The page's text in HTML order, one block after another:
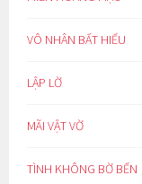
VÔ NHÂN BẤT HIẾU
LẬP LỜ
MÃI VẬT VỜ
TÌNH KHÔNG BỜ BẾN